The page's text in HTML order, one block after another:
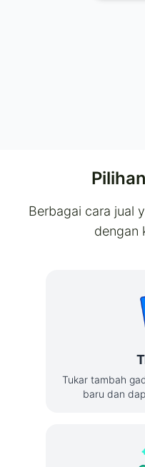
Berbagai cara jual
dengan
Tukar tambah
baru dan